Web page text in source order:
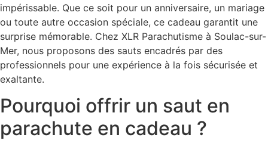
impérissable. Que ce soit pour un anniversaire, un mariage
ou toute autre occasion spéciale, ce cadeau garantit une
surprise mémorable. Chez XLR Parachutisme à Soulac-sur-
Mer, nous proposons des sauts encadrés par des
professionnels pour une expérience à la fois sécurisée et
exaltante.
Pourquoi offrir un saut en
parachute en cadeau ?